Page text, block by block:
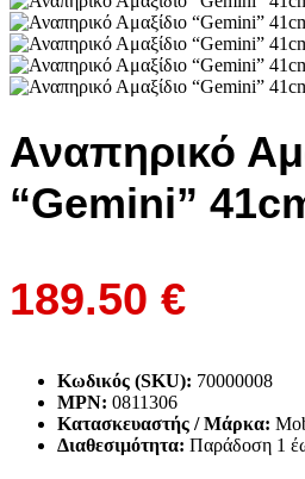
Αναπηρικό
“Gemini”
189.50 €
Κωδικός (SKU): 70000008
MPN: 0811306
Κατασκευαστής / Μάρκα:
Διαθεσιμότητα: Παράδoση 1